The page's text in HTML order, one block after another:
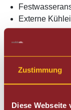
Zustimmung
Diese Webseite
Externe
70-135 mm
2,2 l